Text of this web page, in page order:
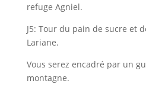
refuge Agniel.
J5: Tour du pain de sucre et
Lariane.
Vous serez encadré par un
montagne.